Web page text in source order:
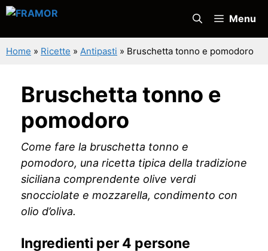
Vai
contenuto
Menu
Home » Ricette » Antipasti » Bruschetta tonno e pomodoro
Bruschetta tonno e
pomodoro
Come fare la bruschetta tonno e
pomodoro, una ricetta tipica della tradizione
siciliana comprendente olive verdi
snocciolate e mozzarella, condimento con
olio d’oliva.
Ingredienti per 4 persone